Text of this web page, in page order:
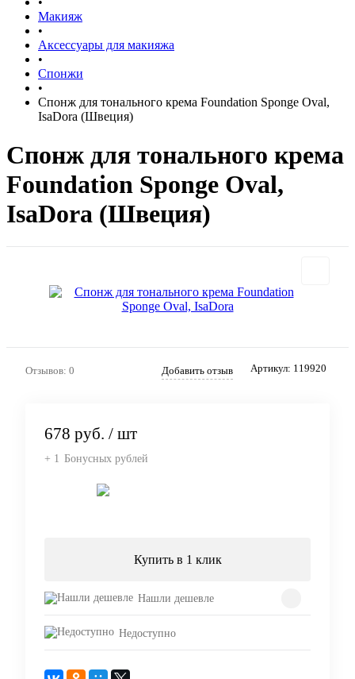
Макияж
•
Аксессуары для макияжа
•
Спонжи
•
Спонж для тонального крема Foundation Sponge Oval,
IsaDora (Швеция)
Спонж для тонального крема
Foundation Sponge Oval,
IsaDora (Швеция)
Отзывов: 0 Добавить отзыв Артикул: 119920
678 руб. / шт
+ 1 Бонусных рублей
Купить в 1 клик
Нашли дешевле
Недоступно